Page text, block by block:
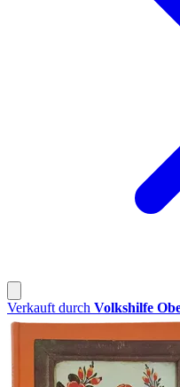
Verkauft durch Volkshilfe